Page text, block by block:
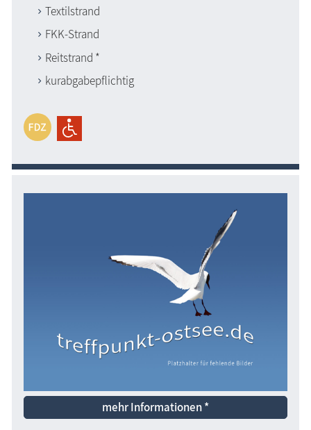
Textilstrand
FKK-Strand
Reitstrand *
kurabgabepflichtig
mehr Informationen *